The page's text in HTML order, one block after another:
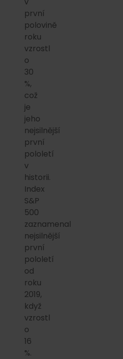
první
polovině
roku
vzrostl
o
30
%,
což
je
jeho
nejsilnější
první
pololetí
v
historii.
Index
S&P
500
zaznamenal
nejsilnější
první
pololetí
od
roku
2019,
když
vzrostl
o
16
%.